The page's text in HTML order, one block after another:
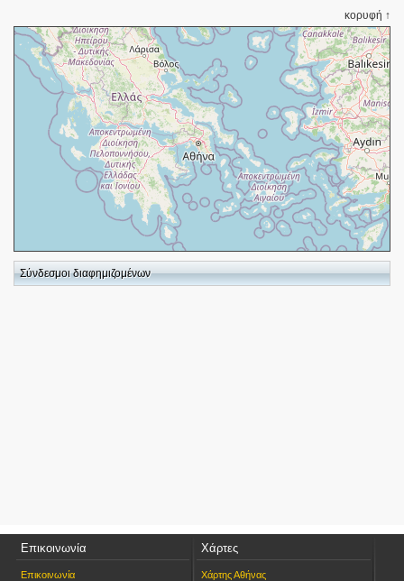
κορυφή ↑
+
−
⇧
Σύνδεσμοι διαφημιζομένων
Επικοινωνία
Επικοινωνία
Χάρτες
Χάρτης Αθήνας